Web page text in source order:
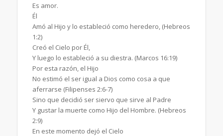
Es amor.
Él
Amó al Hijo y lo estableció como heredero, (Hebreos
1:2)
Creó el Cielo por Él,
Y luego lo estableció a su diestra. (Marcos 16:19)
Por esta razón, el Hijo
No estimó el ser igual a Dios como cosa a que
aferrarse (Filipenses 2:6-7)
Sino que decidió ser siervo que sirve al Padre
Y gustar la muerte como Hijo del Hombre. (Hebreos
2:9)
En este momento dejó el Cielo